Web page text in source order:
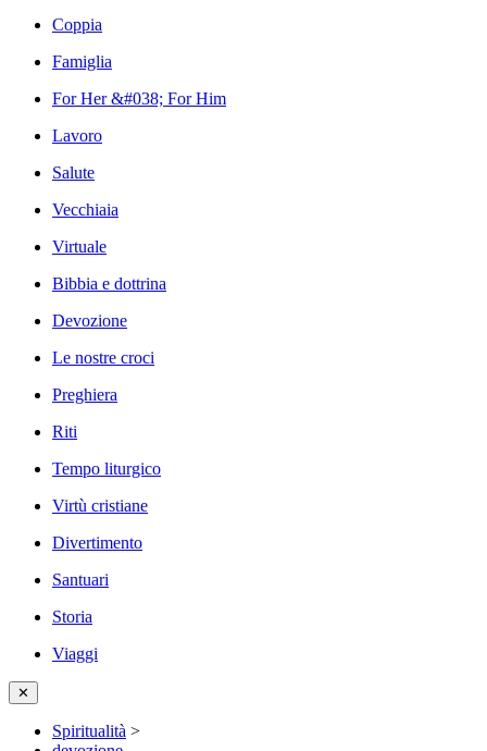
Coppia
Famiglia
For Her &#038; For Him
Lavoro
Salute
Vecchiaia
Virtuale
Bibbia e dottrina
Devozione
Le nostre croci
Preghiera
Riti
Tempo liturgico
Virtù cristiane
Divertimento
Santuari
Storia
Viaggi
✕
Spiritualità >